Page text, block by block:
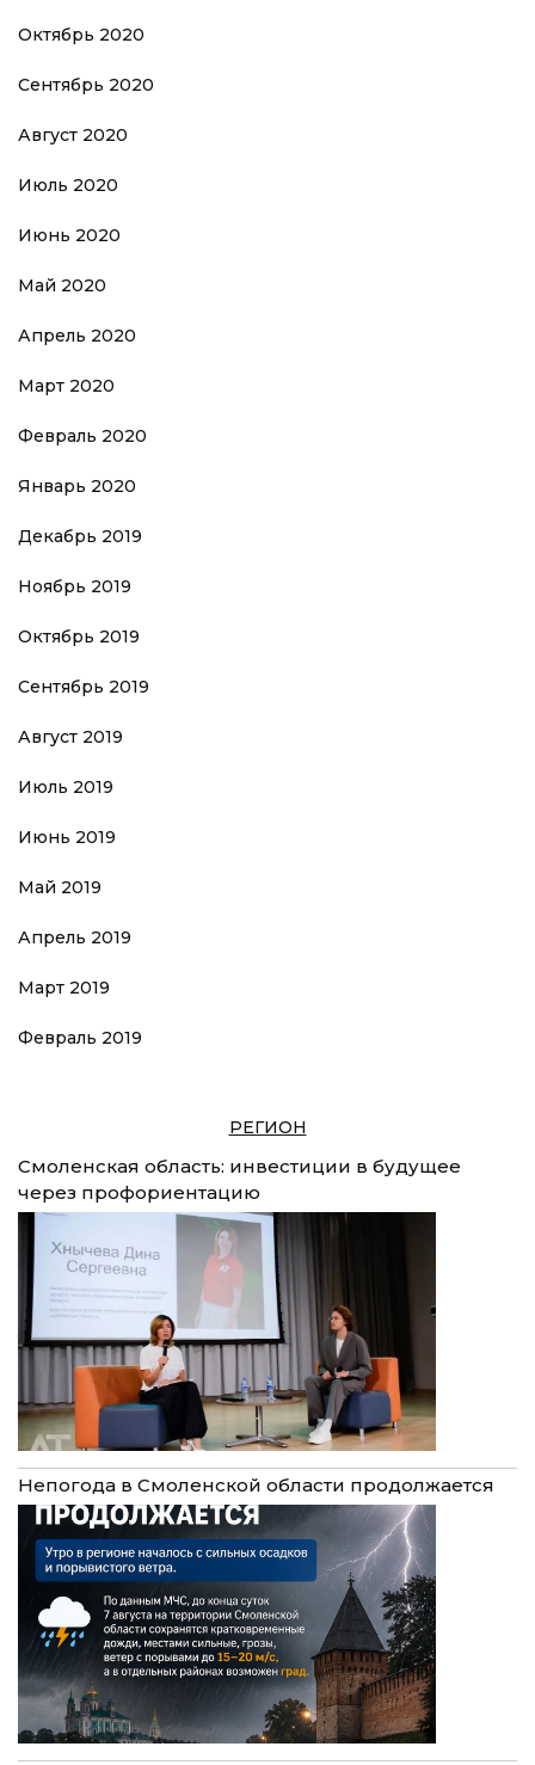
Октябрь 2020
Сентябрь 2020
Август 2020
Июль 2020
Июнь 2020
Май 2020
Апрель 2020
Март 2020
Февраль 2020
Январь 2020
Декабрь 2019
Ноябрь 2019
Октябрь 2019
Сентябрь 2019
Август 2019
Июль 2019
Июнь 2019
Май 2019
Апрель 2019
Март 2019
Февраль 2019
РЕГИОН
Смоленская область: инвестиции в будущее
через профориентацию
Непогода в Смоленской области продолжается